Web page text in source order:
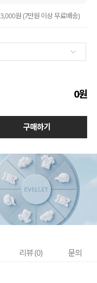
3,000원 (7만원 이상 무료배송)
0원
구매하기
리뷰 (0) 문의